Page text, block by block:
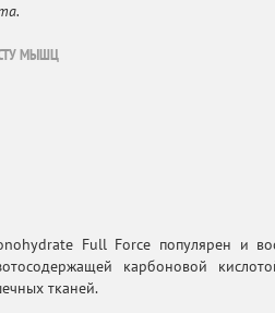
МЫШЦ
Full Force популярен и
карбоновой
тканей.